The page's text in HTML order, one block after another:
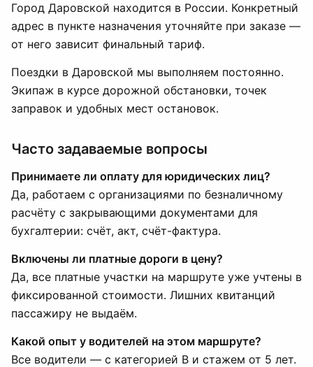
Город Даровской находится в России. Конкретный
адрес в пункте назначения уточняйте при заказе —
от него зависит финальный тариф.
Поездки в Даровской мы выполняем постоянно.
Экипаж в курсе дорожной обстановки, точек
заправок и удобных мест остановок.
Часто задаваемые вопросы
Принимаете ли оплату для юридических лиц?
Да, работаем с организациями по безналичному
расчёту с закрывающими документами для
бухгалтерии: счёт, акт, счёт-фактура.
Включены ли платные дороги в цену?
Да, все платные участки на маршруте уже учтены в
фиксированной стоимости. Лишних квитанций
пассажиру не выдаём.
Какой опыт у водителей на этом маршруте?
Все водители — с категорией B и стажем от 5 лет.